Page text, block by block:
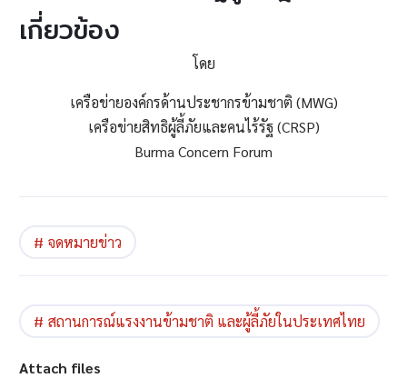
เกี่ยวข้อง
โดย
เครือข่ายองค์กรด้านประชากรข้ามชาติ (MWG)
เครือข่ายสิทธิผู้ลี้ภัยและคนไร้รัฐ (CRSP)
Burma Concern Forum
จดหมายข่าว
สถานการณ์แรงงานข้ามชาติ และผู้ลี้ภัยในประเทศไทย
Attach files